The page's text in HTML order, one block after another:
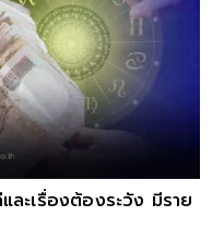
ะเรื่องต้องระวัง มีราย